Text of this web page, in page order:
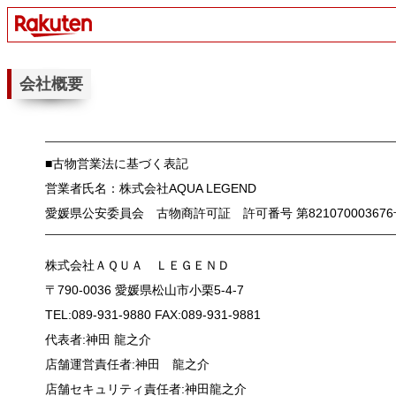
会社概要
■古物営業法に基づく表記
営業者氏名：株式会社AQUA LEGEND
愛媛県公安委員会 古物商許可証 許可番号 第821070003676
株式会社ＡＱＵＡ ＬＥＧＥＮＤ
〒790-0036 愛媛県松山市小栗5-4-7
TEL:089-931-9880 FAX:089-931-9881
代表者:神田 龍之介
店舗運営責任者:神田 龍之介
店舗セキュリティ責任者:神田龍之介